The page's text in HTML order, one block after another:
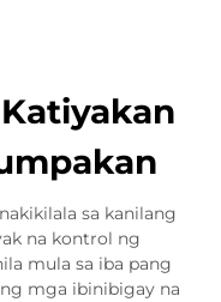
sa kanilang
na kontrol ng
mula sa iba pang
mga ibinibigay na